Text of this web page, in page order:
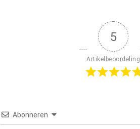
5
Artikelbeoordeling
Abonneren